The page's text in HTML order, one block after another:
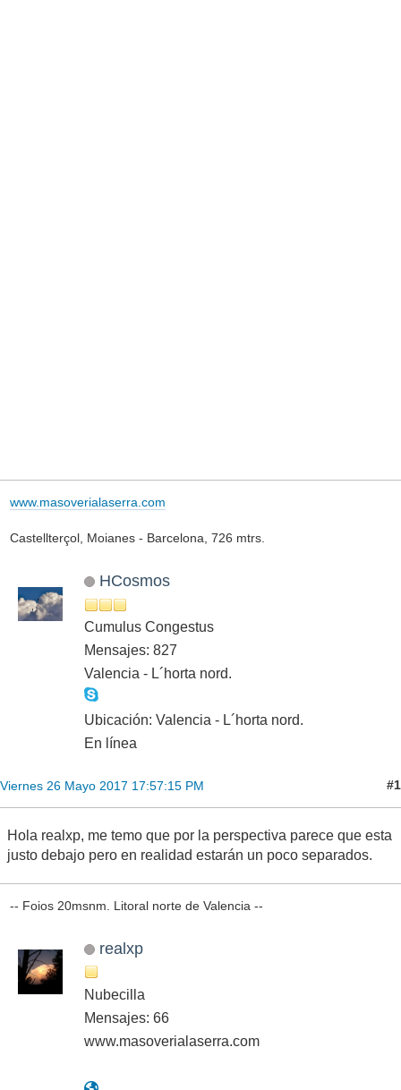
www.masoverialaserra.com
Castellterçol, Moianes - Barcelona, 726 mtrs.
HCosmos
Cumulus Congestus
Mensajes: 827
Valencia - L´horta nord.
Ubicación: Valencia - L´horta nord.
En línea
Viernes 26 Mayo 2017 17:57:15 PM #1
Hola realxp, me temo que por la perspectiva parece que esta
justo debajo pero en realidad estarán un poco separados.
-- Foios 20msnm. Litoral norte de Valencia --
realxp
Nubecilla
Mensajes: 66
www.masoverialaserra.com